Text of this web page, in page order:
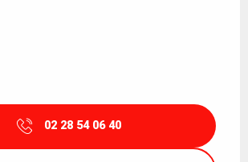
02 28 54 06 40